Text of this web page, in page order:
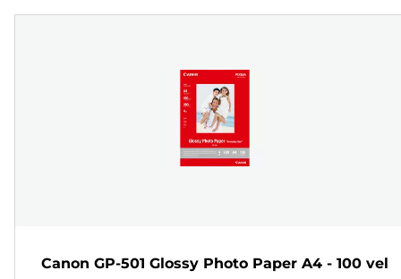
Canon GP-501 Glossy Photo Paper A4 - 100 vel